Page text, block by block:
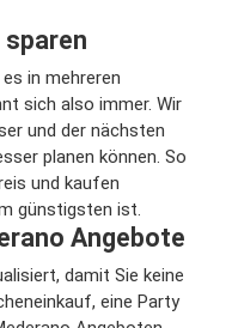
sparen
in mehreren
sich also immer. Wir
und der nächsten
planen können. So
und kaufen
günstigsten ist.
Angebote
damit Sie keine
eine Party